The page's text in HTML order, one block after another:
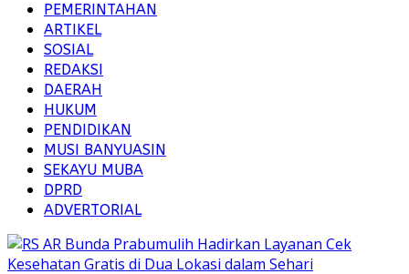
PEMERINTAHAN
ARTIKEL
SOSIAL
REDAKSI
DAERAH
HUKUM
PENDIDIKAN
MUSI BANYUASIN
SEKAYU MUBA
DPRD
ADVERTORIAL